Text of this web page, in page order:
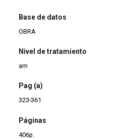
Base de datos
OBRA
Nivel de tratamiento
am
Pag (a)
323-361
Páginas
406p.